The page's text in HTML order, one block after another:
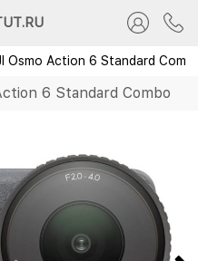
Osmo Action 6 Standard
6 Standard Combo